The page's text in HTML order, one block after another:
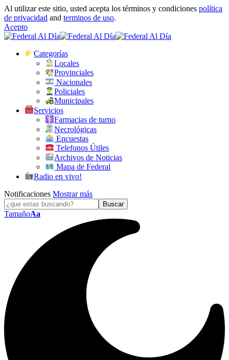
Al utilizar este sitio, usted acepta los términos y condiciones política
de privacidad and terminos de uso.
Acepto
Categorías
Locales
Provinciales
Nacionales
Policiales
Municipales
Servicios
Farmacias de turno
Necrológicas
Encuestas
Telefonos Útiles
Archivos de Noticias
Mapa de Federal
Radio en vivo!
Notificaciones Mostrar más
TamañoAa